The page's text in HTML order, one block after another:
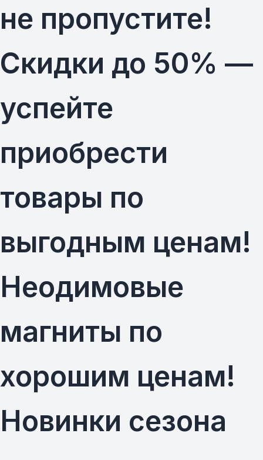
не пропустите!
Скидки до 50% —
успейте
приобрести
товары по
выгодным ценам!
Неодимовые
магниты по
хорошим ценам!
Новинки сезона